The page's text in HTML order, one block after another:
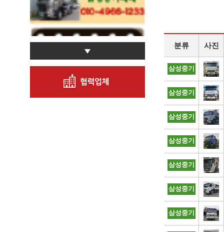
분류 사진
삼성중기
삼성중기
삼성중기
삼성중기
삼성중기
삼성중기
삼성중기